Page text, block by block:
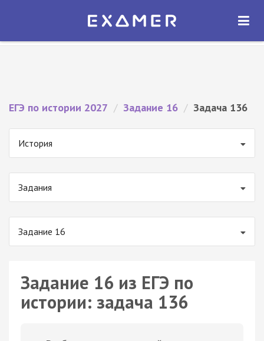
Экзамер — ЕГЭ 2027
ОТКРЫТЬ
ЕГЭ по истории 2027 / Задание 16 / Задача 136
История
Задания
Задание 16
Задание 16 из ЕГЭ по
истории: задача 136